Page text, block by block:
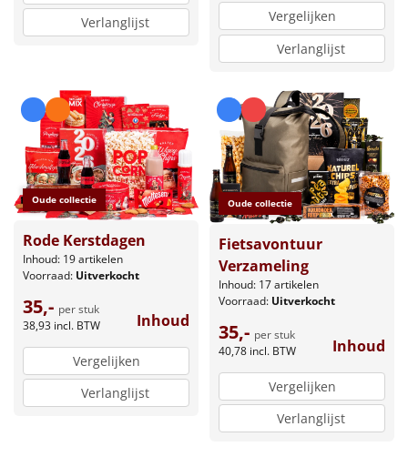
Verlanglijst
Vergelijken
Verlanglijst
Oude collectie
Rode Kerstdagen
Inhoud: 19 artikelen
Voorraad: Uitverkocht
35,- per stuk
38,93 incl. BTW Inhoud
Vergelijken
Verlanglijst
Oude collectie
Fietsavontuur
Verzameling
Inhoud: 17 artikelen
Voorraad: Uitverkocht
35,- per stuk
40,78 incl. BTW Inhoud
Vergelijken
Verlanglijst